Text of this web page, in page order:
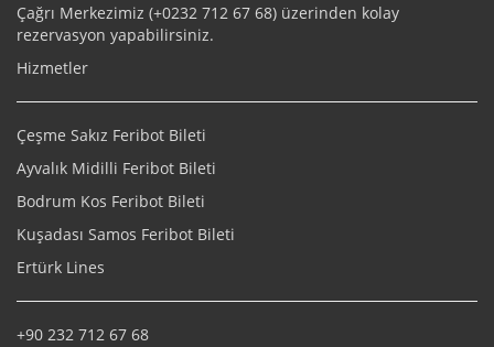
Çağrı Merkezimiz (+0232 712 67 68) üzerinden kolay
rezervasyon yapabilirsiniz.
Hizmetler
Çeşme Sakız Feribot Bileti
Ayvalık Midilli Feribot Bileti
Bodrum Kos Feribot Bileti
Kuşadası Samos Feribot Bileti
Ertürk Lines
+90 232 712 67 68